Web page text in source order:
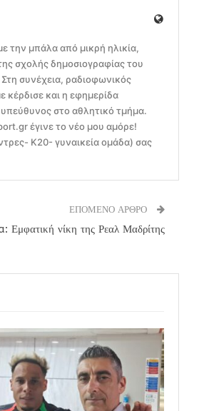
την μπάλα από μικρή ηλικία,
σχολής δημοσιογραφίας του
συνέχεια, ραδιοφωνικός
και η εφημερίδα
στο αθλητικό τμήμα.
έγινε το νέο μου αμόρε!
Κ20- γυναικεία ομάδα) σας
ΕΠΟΜΕΝΟ ΑΡΘΡΟ
Εμφατική νίκη της Ρεαλ Μαδρίτης